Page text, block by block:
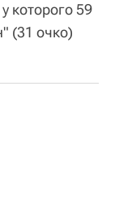
которого 59
(31 очко)